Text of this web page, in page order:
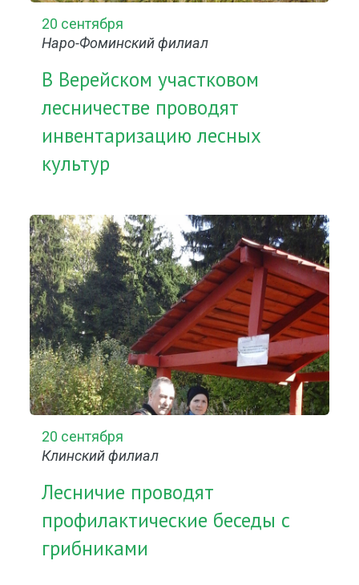
20 сентября
Наро-Фоминский филиал
В Верейском участковом
лесничестве проводят
инвентаризацию лесных
культур
20 сентября
Клинский филиал
Лесничие проводят
профилактические беседы с
грибниками